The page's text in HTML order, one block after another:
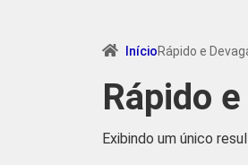
InícioRápido e
Rápido
Exibindo um único